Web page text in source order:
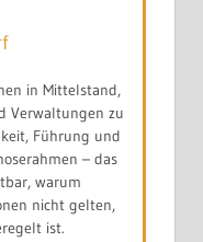
in Mittelstand,
Verwaltungen zu
Führung und
– das
warum
nicht gelten,
ist.